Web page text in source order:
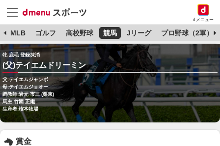
dメニュー
MLB ゴルフ 高校野球 競馬 Jリーグ プロ野球（2軍）
牝 鹿毛 登録抹消
(父)テイエムドリーミン
父:テイエムジャンボ
母:テイエムジョオー
調教師:岩元 市三 (栗東)
馬主:竹園 正繼
生産者:槇本牧場
賞金